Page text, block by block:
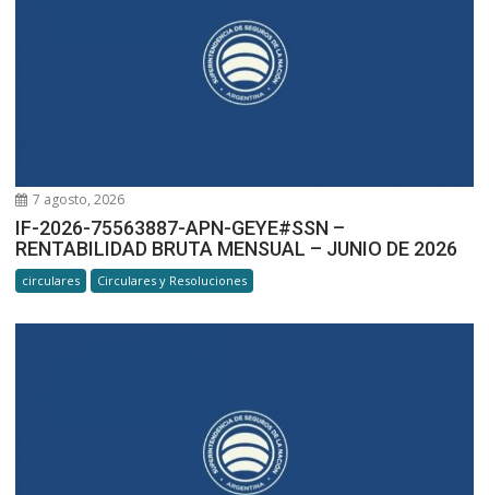
7 agosto, 2026
IF-2026-75563887-APN-GEYE#SSN –
RENTABILIDAD BRUTA MENSUAL – JUNIO DE 2026
circulares Circulares y Resoluciones